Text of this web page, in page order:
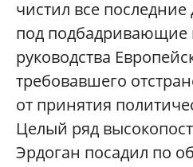
чистил все
под подбадривающие
руководства
требовавшего
от принятия
Целый ряд
Эрдоган посадил по